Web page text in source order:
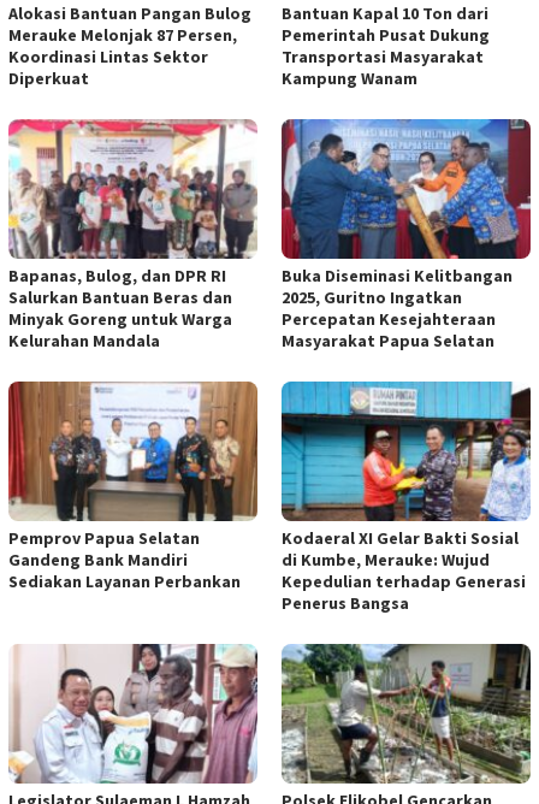
Alokasi Bantuan Pangan Bulog
Merauke Melonjak 87 Persen,
Koordinasi Lintas Sektor
Diperkuat
Bantuan Kapal 10 Ton dari
Pemerintah Pusat Dukung
Transportasi Masyarakat
Kampung Wanam
Bapanas, Bulog, dan DPR RI
Salurkan Bantuan Beras dan
Minyak Goreng untuk Warga
Kelurahan Mandala
Buka Diseminasi Kelitbangan
2025, Guritno Ingatkan
Percepatan Kesejahteraan
Masyarakat Papua Selatan
Pemprov Papua Selatan
Gandeng Bank Mandiri
Sediakan Layanan Perbankan
Kodaeral XI Gelar Bakti Sosial
di Kumbe, Merauke: Wujud
Kepedulian terhadap Generasi
Penerus Bangsa